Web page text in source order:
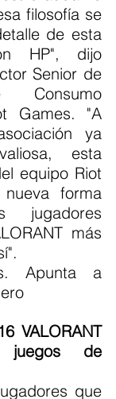
filosofía se
de esta
HP", dijo
Senior de
Consumo
Games. "A
ya
esta
equipo Riot
forma
más
Apunta a
juegos de